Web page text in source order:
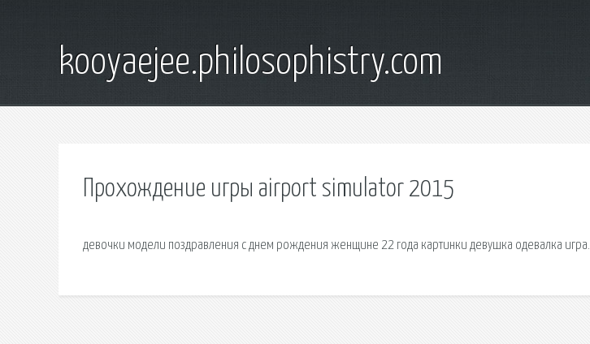
kooyaejee.philosophistry.com
Прохождение игры airport simulator 2015
девочки модели поздравления с днем рождения женщине 22 года картинки девушка одевалка игра.